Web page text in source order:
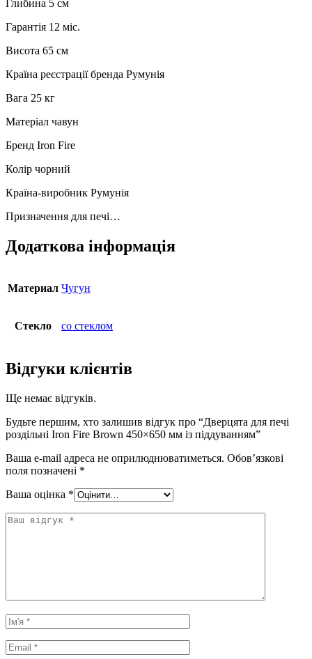
Глибина 5 см
Гарантія 12 міс.
Висота 65 см
Країна реєстрації бренда Румунія
Вага 25 кг
Матеріал чавун
Бренд Iron Fire
Колір чорний
Країна-виробник Румунія
Призначення для печі…
Додаткова інформація
Материал Чугун
Стекло со стеклом
Відгуки клієнтів
Ще немає відгуків.
Будьте першим, хто залишив відгук про “Дверцята для печі
роздільні Iron Fire Brown 450×650 мм із піддуванням”
Ваша e-mail адреса не оприлюднюватиметься. Обов’язкові
поля позначені *
Ваша оцінка *